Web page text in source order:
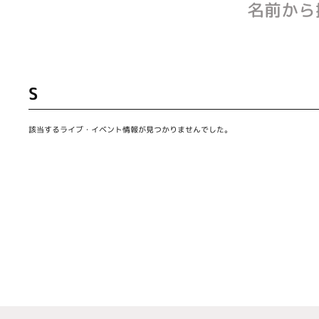
名前か
S
該当するライブ・イベント情報が見つかりませんでした。